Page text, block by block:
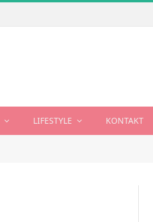
LIFESTYLE KONTAKT